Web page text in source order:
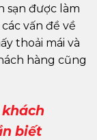
sạn được làm
vấn đề về
thoải mái và
hàng cũng
biết